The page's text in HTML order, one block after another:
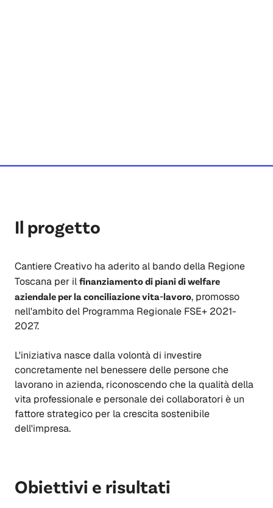
Il progetto
Cantiere Creativo ha aderito al bando della Regione
Toscana per il finanziamento di piani di welfare
aziendale per la conciliazione vita-lavoro, promosso
nell'ambito del Programma Regionale FSE+ 2021-
2027.
L'iniziativa nasce dalla volontà di investire
concretamente nel benessere delle persone che
lavorano in azienda, riconoscendo che la qualità della
vita professionale e personale dei collaboratori è un
fattore strategico per la crescita sostenibile
dell'impresa.
Obiettivi e risultati